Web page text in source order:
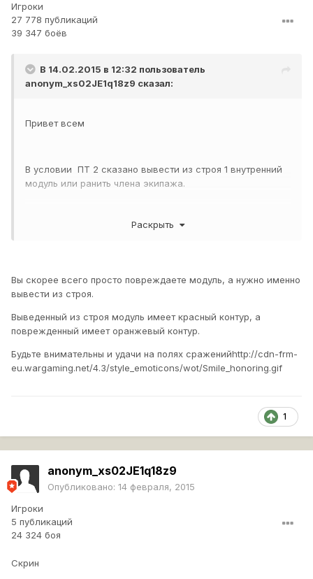
Игроки
27 778 публикаций
39 347 боёв
В 14.02.2015 в 12:32 пользователь
anonym_xs02JE1q18z9 сказал:
Привет всем
В условии ПТ 2 сказано вывести из строя 1 внутренний
модуль или ранить члена экипажа.
Уже несколько раз вывожу из строя двигатель, бак, - но
Раскрыть
Вы скорее всего просто повреждаете модуль, а нужно именно
вывести из строя.
Выведенный из строя модуль имеет красный контур, а
поврежденный имеет оранжевый контур.
Будьте внимательны и удачи на полях сраженийhttp://cdn-frm-
eu.wargaming.net/4.3/style_emoticons/wot/Smile_honoring.gif
1
anonym_xs02JE1q18z9
Опубликовано: 14 февраля, 2015
Игроки
5 публикаций
24 324 боя
Скрин